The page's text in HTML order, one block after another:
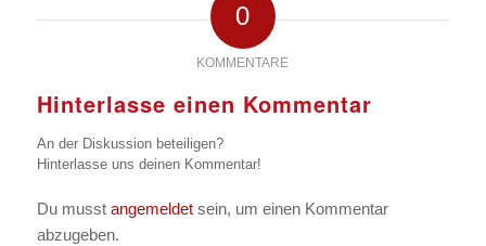
0
KOMMENTARE
Hinterlasse einen Kommentar
An der Diskussion beteiligen?
Hinterlasse uns deinen Kommentar!
Du musst angemeldetsein, um einen Kommentar
abzugeben.